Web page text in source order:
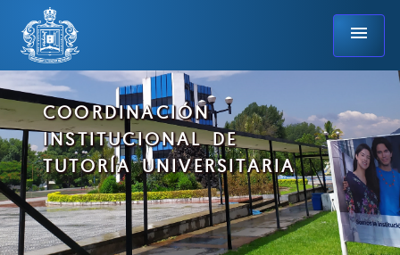
menu
COORDINACIÓN
INSTITUCIONAL DE
TUTORÍA UNIVERSITARIA